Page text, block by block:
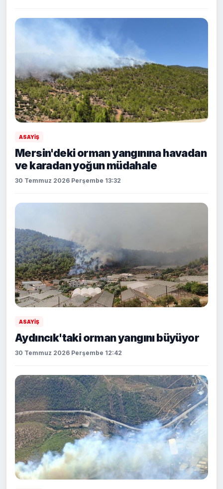
ASAYİŞ
Mersin'deki orman yangınına havadan
ve karadan yoğun müdahale
30 Temmuz 2026 Perşembe 13:32
ASAYİŞ
Aydıncık'taki orman yangını büyüyor
30 Temmuz 2026 Perşembe 12:42